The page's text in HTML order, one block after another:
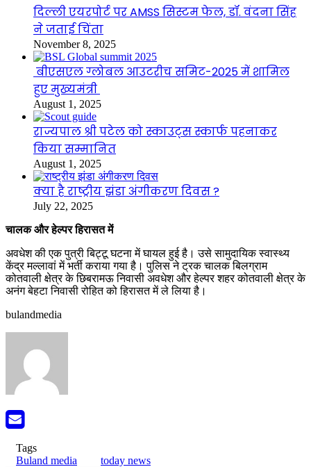
दिल्ली एयरपोर्ट पर AMSS सिस्टम फेल, डॉ. वंदना सिंह
ने जताई चिंता
November 8, 2025
बीएसएल ग्लोबल आउटरीच समिट-2025 में शामिल
हुए मुख्यमंत्री
August 1, 2025
राज्यपाल श्री पटेल को स्काउट्स स्कार्फ पहनाकर
किया सम्मानित
August 1, 2025
क्या है राष्ट्रीय झंडा अंगीकरण दिवस ?
July 22, 2025
चालक और हेल्पर हिरासत में
अवधेश की एक पुत्री बिट्टू घटना में घायल हुई है। उसे सामुदायिक स्वास्थ्य
केंद्र मल्लावां में भर्ती कराया गया है। पुलिस ने ट्रक चालक बिलग्राम
कोतवाली क्षेत्र के छिबरामऊ निवासी अवधेश और हेल्पर शहर कोतवाली क्षेत्र के
अनंग बेहटा निवासी रोहित को हिरासत में ले लिया है।
bulandmedia
Tags
Buland media
today news